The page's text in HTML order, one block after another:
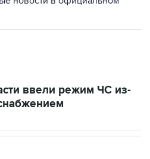
ввели режим ЧС из-